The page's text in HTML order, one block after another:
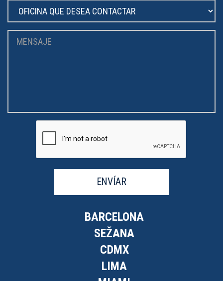
ENVÍAR
BARCELONA
SEŽANA
CDMX
LIMA